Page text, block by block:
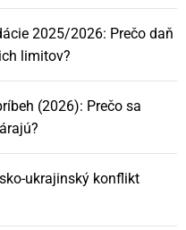
2025/2026: Prečo daň
limitov?
(2026): Prečo sa
ukrajinský konflikt